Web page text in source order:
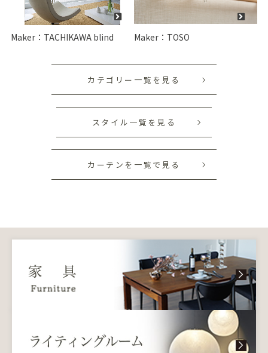
Maker：TACHIKAWA blind Maker：TOSO
カテゴリー一覧を見る
スタイル一覧を見る
カーテンを一覧で見る